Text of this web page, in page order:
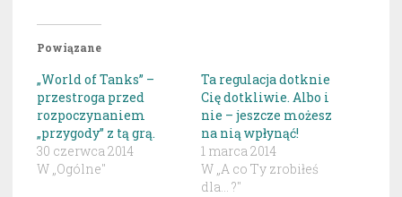
Powiązane
„World of Tanks” –
przestroga przed
rozpoczynaniem
„przygody” z tą grą.
30 czerwca 2014
W „Ogólne"
Ta regulacja dotknie
Cię dotkliwie. Albo i
nie – jeszcze możesz
na nią wpłynąć!
1 marca 2014
W „A co Ty zrobiłeś
dla... ?"